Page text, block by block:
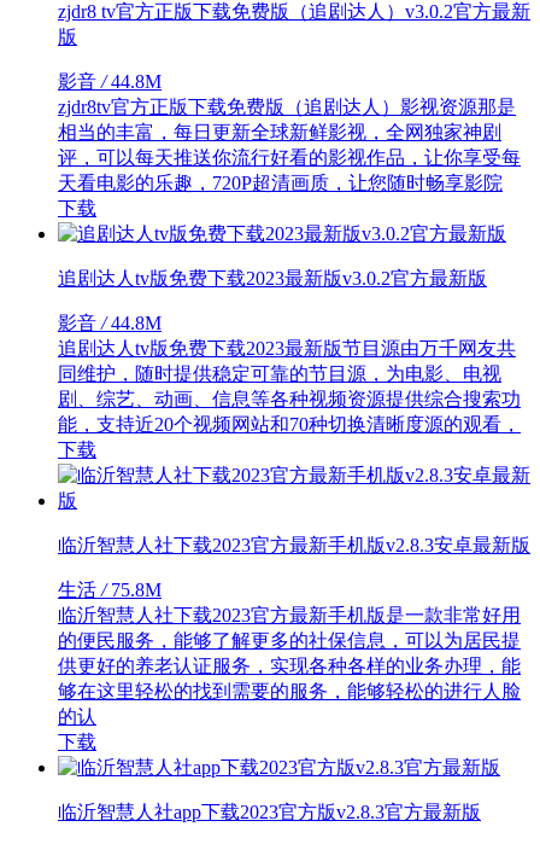
zjdr8 tv官方正版下载免费版（追剧达人）v3.0.2官方最新
版
影音/44.8M
zjdr8tv官方正版下载免费版（追剧达人）影视资源那是
相当的丰富，每日更新全球新鲜影视，全网独家神剧
评，可以每天推送你流行好看的影视作品，让你享受每
天看电影的乐趣，720P超清画质，让您随时畅享影院
下载
追剧达人tv版免费下载2023最新版v3.0.2官方最新版
影音/44.8M
追剧达人tv版免费下载2023最新版节目源由万千网友共
同维护，随时提供稳定可靠的节目源，为电影、电视
剧、综艺、动画、信息等各种视频资源提供综合搜索功
能，支持近20个视频网站和70种切换清晰度源的观看，
下载
临沂智慧人社下载2023官方最新手机版v2.8.3安卓最新版
生活/75.8M
临沂智慧人社下载2023官方最新手机版是一款非常好用
的便民服务，能够了解更多的社保信息，可以为居民提
供更好的养老认证服务，实现各种各样的业务办理，能
够在这里轻松的找到需要的服务，能够轻松的进行人脸
的认
下载
临沂智慧人社app下载2023官方版v2.8.3官方最新版